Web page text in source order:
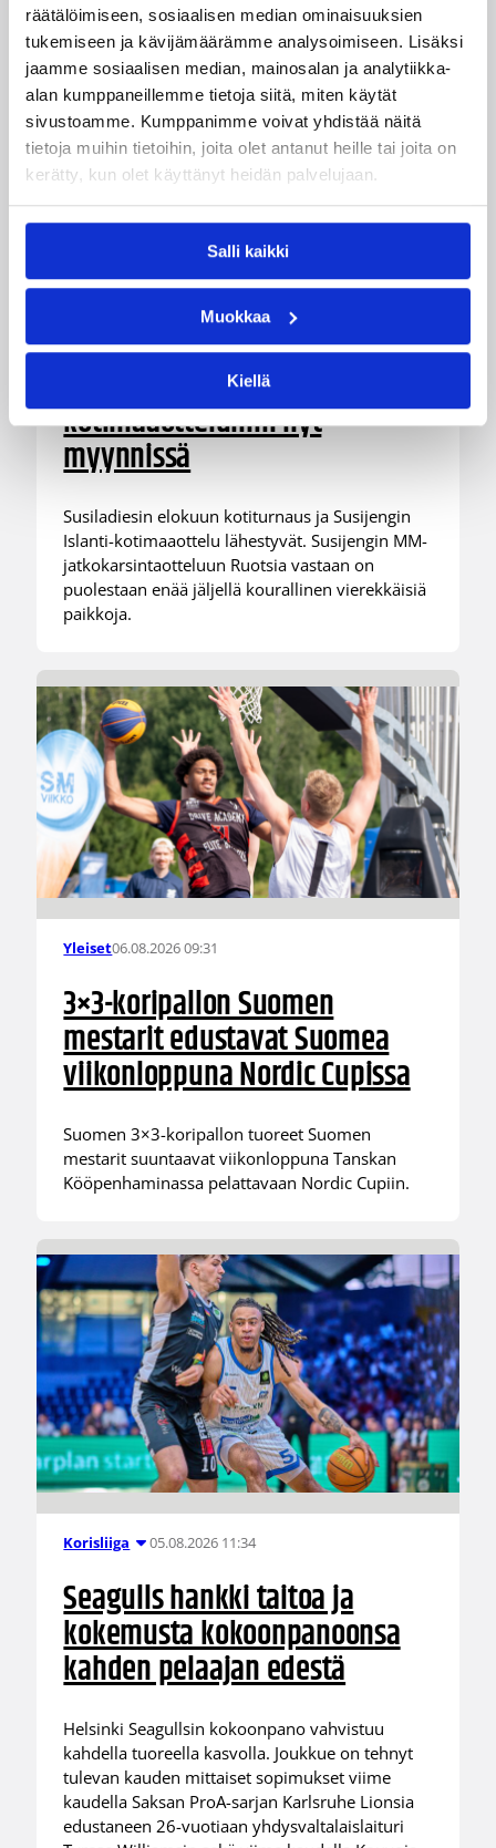
räätälöimiseen, sosiaalisen median ominaisuuksien
tukemiseen ja kävijämäärämme analysoimiseen. Lisäksi
jaamme sosiaalisen median, mainosalan ja analytiikka-
alan kumppaneillemme tietoja siitä, miten käytät
sivustoamme. Kumppanimme voivat yhdistää näitä
tietoja muihin tietoihin, joita olet antanut heille tai joita on
kerätty, kun olet käyttänyt heidän palvelujaan.
Salli kaikki
Muokkaa
Kiellä
Maajoukkueet 06.08.2026 10:14
Edulliset liput Susijengin ja
Susiladiesin elokuun
kotimaaotteluihin nyt
myynnissä
Susiladiesin elokuun kotiturnaus ja Susijengin
Islanti-kotimaaottelu lähestyvät. Susijengin MM-
jatkokarsintaotteluun Ruotsia vastaan on
puolestaan enää jäljellä kourallinen vierekkäisiä
paikkoja.
Yleiset06.08.2026 09:31
3×3-koripallon Suomen
mestarit edustavat Suomea
viikonloppuna Nordic Cupissa
Suomen 3×3-koripallon tuoreet Suomen
mestarit suuntaavat viikonloppuna Tanskan
Kööpenhaminassa pelattavaan Nordic Cupiin.
Korisliiga 05.08.2026 11:34
Seagulls hankki taitoa ja
kokemusta kokoonpanoonsa
kahden pelaajan edestä
Helsinki Seagullsin kokoonpano vahvistuu
kahdella tuoreella kasvolla. Joukkue on tehnyt
tulevan kauden mittaiset sopimukset viime
kaudella Saksan ProA-sarjan Karlsruhe Lionsia
edustaneen 26-vuotiaan yhdysvaltalaislaituri